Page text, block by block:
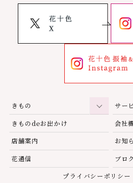
きもの
サー
きものdeお出かけ
会社
店舗案内
お知
花通信
ブロ
プライバシーポリシー